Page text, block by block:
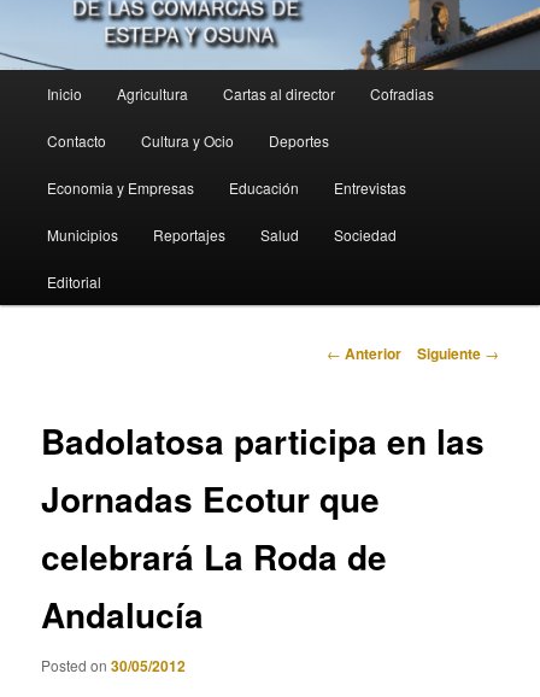
principal
Inicio Agricultura Cartas al director Cofradias
Contacto Cultura y Ocio Deportes
Economia y Empresas Educación Entrevistas
Municipios Reportajes Salud Sociedad
Editorial
Navegación
← Anterior Siguiente →
Badolatosa participa en las
Jornadas Ecotur que
celebrará La Roda de
Andalucía
Posted on30/05/2012